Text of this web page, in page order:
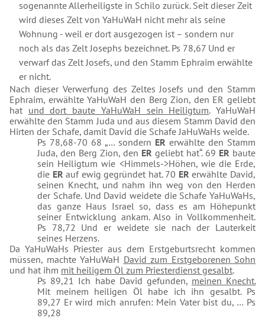
sogenannte Allerheiligste in Schilo zurück. Seit dieser Zeit
wird dieses Zelt von YaHuWaH nicht mehr als seine
Wohnung - weil er dort ausgezogen ist – sondern nur
noch als das Zelt Josephs bezeichnet. Ps 78,67 Und er
verwarf das Zelt Josefs, und den Stamm Ephraim erwählte
er nicht.
Nach dieser Verwerfung des Zeltes Josefs und den Stamm
Ephraim, erwählte YaHuWaH den Berg Zion, den ER geliebt
hat und dort baute YaHuWaH sein Heiligtum. YaHuWaH
erwählte den Stamm Juda und aus diesem Stamm David den
Hirten der Schafe, damit David die Schafe JaHuWaHs weide.
Ps 78,68-70 68 „… sondern ER erwählte den Stamm
Juda, den Berg Zion, den ER geliebt hat“. 69 ER baute
sein Heiligtum wie <Himmels->Höhen, wie die Erde,
die ER auf ewig gegründet hat. 70 ER erwählte David,
seinen Knecht, und nahm ihn weg von den Herden
der Schafe. Und David weidete die Schafe YaHuWaHs,
das ganze Haus Israel so, dass es am Höhepunkt
seiner Entwicklung ankam. Also in Vollkommenheit.
Ps 78,72 Und er weidete sie nach der Lauterkeit
seines Herzens.
Da YaHuWaHs Priester aus dem Erstgeburtsrecht kommen
müssen, machte YaHuWaH David zum Erstgeborenen Sohn
und hat ihm mit heiligem Öl zum Priesterdienst gesalbt.
Ps 89,21 Ich habe David gefunden, meinen Knecht.
Mit meinem heiligen Öl habe ich ihn gesalbt. Ps
89,27 Er wird mich anrufen: Mein Vater bist du, … Ps
89,28